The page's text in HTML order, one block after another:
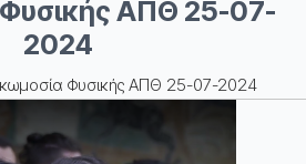
ΑΠΘ 25-07-
2024
Φυσικής ΑΠΘ 25-07-2024